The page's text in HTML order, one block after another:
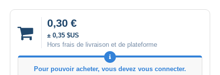
0,30 €
± 0,35 $US
Hors frais de livraison et de plateforme
Pour pouvoir acheter, vous devez vous connecter.